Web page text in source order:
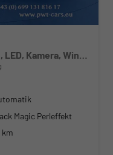
Magic Perleffekt
km